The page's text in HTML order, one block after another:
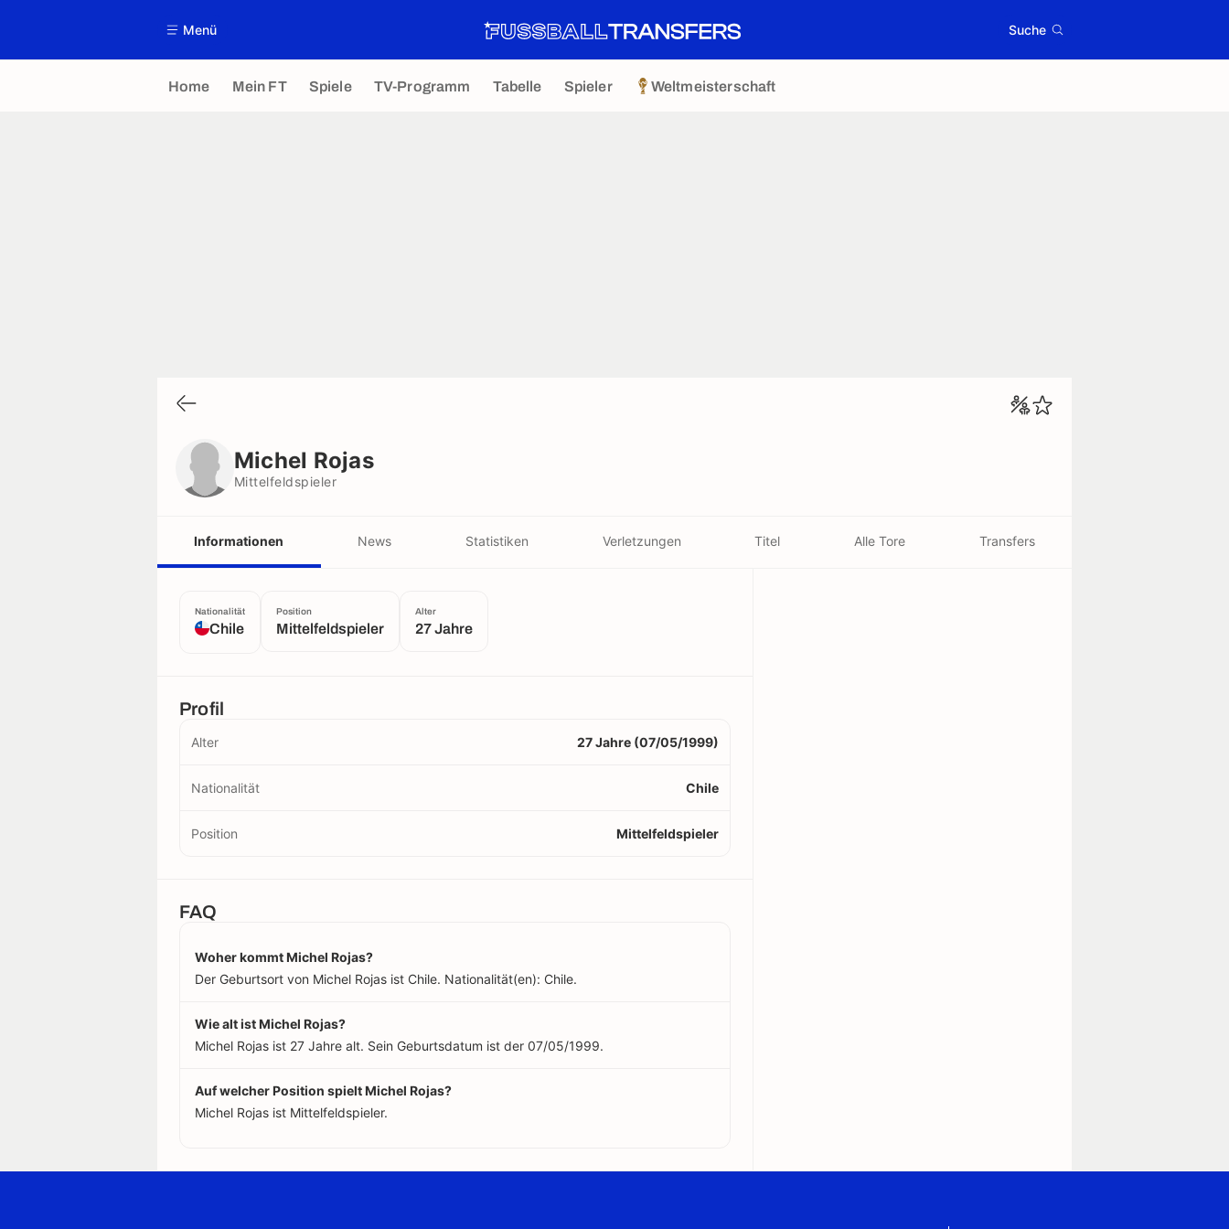
Menü Suche
Home Mein FT Spiele TV-Programm Tabelle Spieler Weltmeisterschaft
Michel Rojas
Mittelfeldspieler
Informationen News Statistiken Verletzungen Titel Alle Tore Transfers
Nationalität
Chile
Position
Mittelfeldspieler
Alter
27 Jahre
Profil
Alter 27 Jahre (07/05/1999)
Nationalität Chile
Position Mittelfeldspieler
FAQ
Woher kommt Michel Rojas?
Der Geburtsort von Michel Rojas ist Chile. Nationalität(en): Chile.
Wie alt ist Michel Rojas?
Michel Rojas ist 27 Jahre alt. Sein Geburtsdatum ist der 07/05/1999.
Auf welcher Position spielt Michel Rojas?
Michel Rojas ist Mittelfeldspieler.